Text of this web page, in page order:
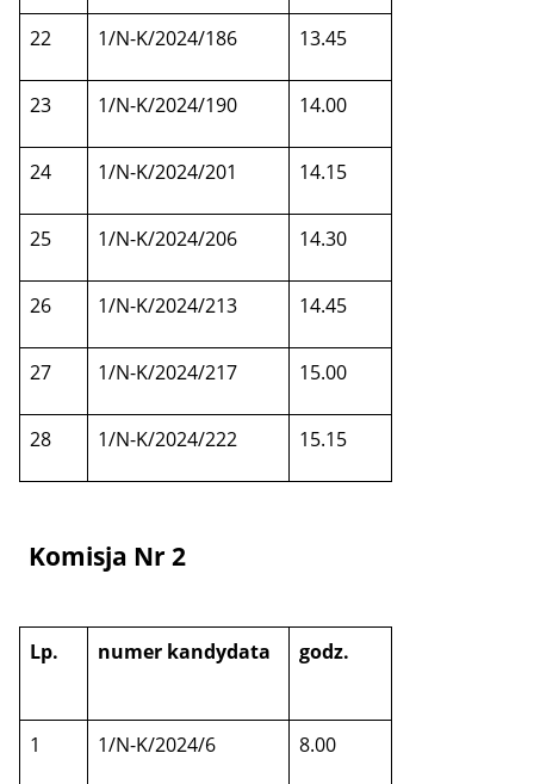
22 1/N-K/2024/186 13.45
23 1/N-K/2024/190 14.00
24 1/N-K/2024/201 14.15
25 1/N-K/2024/206 14.30
26 1/N-K/2024/213 14.45
27 1/N-K/2024/217 15.00
28 1/N-K/2024/222 15.15
Komisja Nr 2
Lp. numer kandydata godz.
1 1/N-K/2024/6 8.00